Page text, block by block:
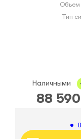
Объем
Тип
Наличными
88 590